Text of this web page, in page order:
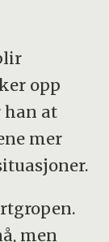
opp
han at
mer
men